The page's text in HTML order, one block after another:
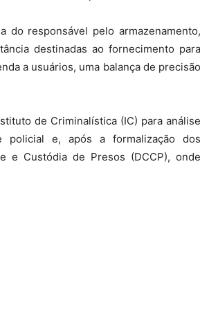
do responsável pelo armazenamento,
destinadas ao fornecimento para
a usuários, uma balança de precisão
de Criminalística (IC) para análise
policial e, após a formalização dos
e Custódia de Presos (DCCP), onde